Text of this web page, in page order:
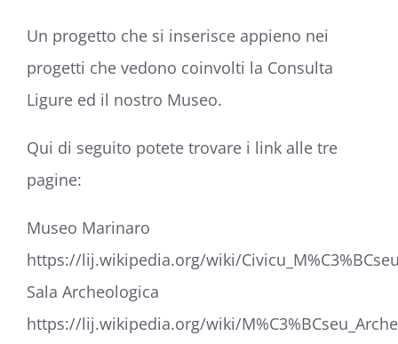
Un progetto che si inserisce appieno nei
progetti che vedono coinvolti la Consulta
Ligure ed il nostro Museo.
Qui di seguito potete trovare i link alle tre
pagine:
Museo Marinaro
https://lij.wikipedia.org/wiki/
Sala Archeologica
https://lij.wikipedia.org/wiki/